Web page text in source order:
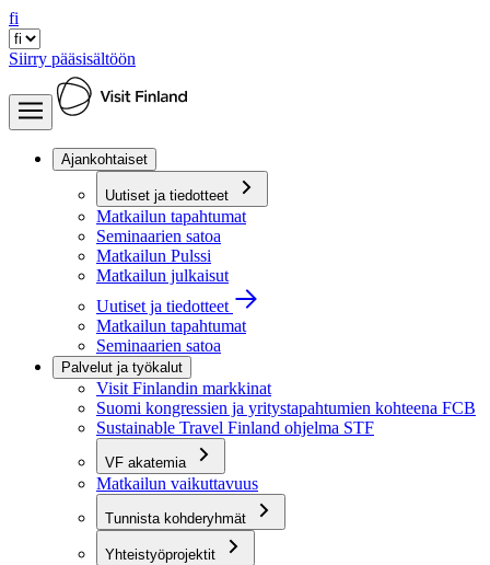
fi
Siirry pääsisältöön
Ajankohtaiset
Uutiset ja tiedotteet
Matkailun tapahtumat
Seminaarien satoa
Matkailun Pulssi
Matkailun julkaisut
Uutiset ja tiedotteet
Matkailun tapahtumat
Seminaarien satoa
Palvelut ja työkalut
Visit Finlandin markkinat
Suomi kongressien ja yritystapahtumien kohteena FCB
Sustainable Travel Finland ohjelma STF
VF akatemia
Matkailun vaikuttavuus
Tunnista kohderyhmät
Yhteistyöprojektit